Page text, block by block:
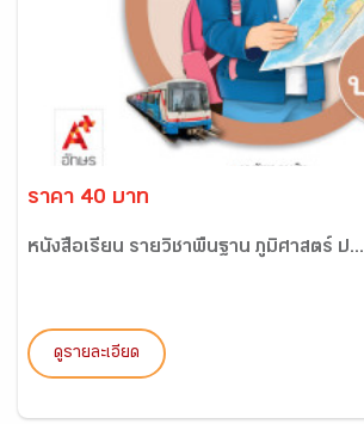
ราคา 40 บาท
หนังสือเรียน รายวิชาพื้นฐาน ภูมิศาสตร์ ป...
ดูรายละเอียด